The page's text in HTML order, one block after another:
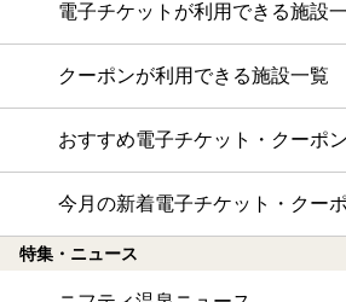
電子チケットが利用できる施設
クーポンが利用できる施設一覧
おすすめ電子チケット・クーポ
今月の新着電子チケット・クー
特集・ニュース